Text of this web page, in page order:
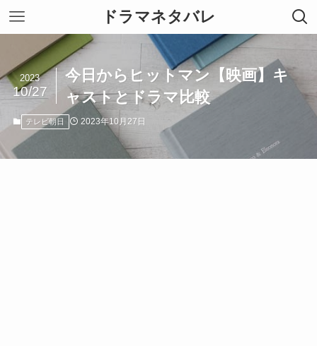
ドラマネタバレ
今日からヒットマン【映画】キ
ャストとドラマ比較
2023
10/27
テレビ朝日 2023年10月27日